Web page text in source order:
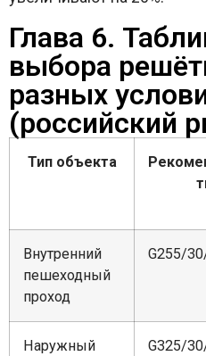
Глава 6.
выбора
разных
(российский
Тип объекта
Внутренний
пешеходный
проход
G255/
Наружный
G325/